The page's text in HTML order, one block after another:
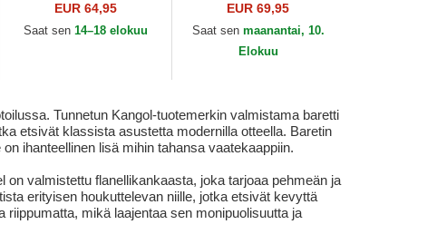
EUR 64,95
Saat sen 14–18 elokuu
EUR 69,95
Saat sen maanantai, 10.
Elokuu
Tunnetun Kangol-tuotemerkin valmistama baretti
etsivät klassista asustetta modernilla otteella. Baretin
ihanteellinen lisä mihin tahansa vaatekaappiin.
valmistettu flanellikankaasta, joka tarjoaa pehmeän ja
erityisen houkuttelevan niille, jotka etsivät kevyttä
mikä laajentaa sen monipuolisuutta ja